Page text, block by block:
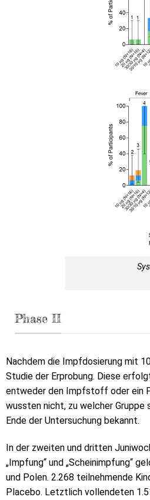
Phase II
Nachdem die Impfdosierung mit
Studie der Erprobung. Diese
entweder den Impfstoff oder ein
wussten nicht, zu welcher
Ende der Untersuchung bekannt.
In der zweiten und dritten
„Impfung“ und „Scheinimpfung“
und Polen. 2.268 teilnehmende
Placebo. Letztlich vollendeten